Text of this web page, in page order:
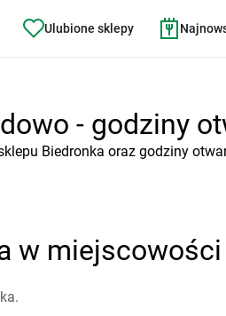
Ulubione sklepy
- godziny
Biedronka oraz godziny
w